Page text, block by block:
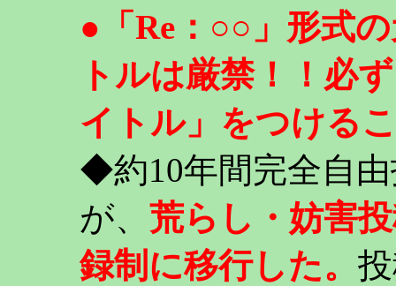
●「Re：○○」形式
トルは厳禁！！必
イトル」をつける
◆約10年間完全自
が、 荒らし・妨害
録制に移行した。